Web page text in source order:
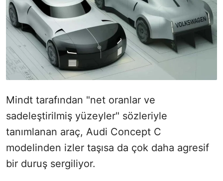
Mindt tarafından "net oranlar ve
sadeleştirilmiş yüzeyler" sözleriyle
tanımlanan araç, Audi Concept C
modelinden izler taşısa da çok daha agresif
bir duruş sergiliyor.